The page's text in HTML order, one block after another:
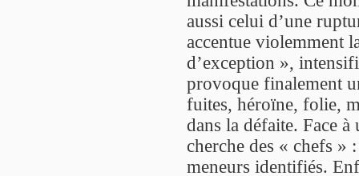
aussi celui d’une
accentue violemment
d’exception »,
provoque finalement
fuites, héroïne, folie,
dans la défaite. Face
cherche des « chefs »
meneurs identifiés.